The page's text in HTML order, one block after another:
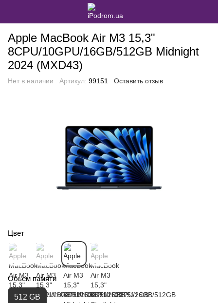
Apple MacBook Air M3 15,3"
8CPU/10GPU/16GB/512GB Midnight
2024 (MXD43)
Нет в наличии Артикул: 99151 Оставить отзыв
Цвет
Обьем памяти
512 GB